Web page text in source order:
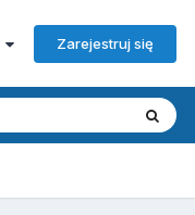
Zarejestruj się